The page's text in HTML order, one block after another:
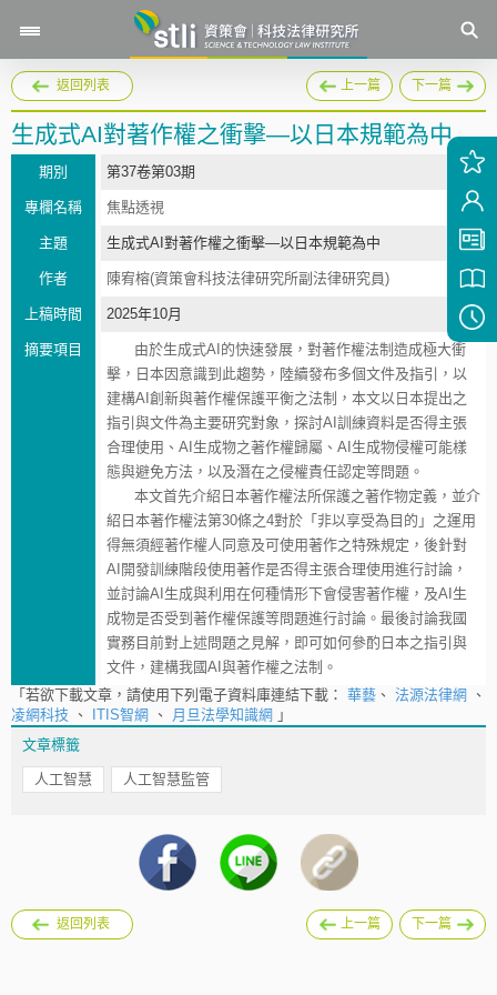
返回列表 上一篇 下一篇
生成式AI對著作權之衝擊—以日本規範為中
期別 第37卷第03期
專欄名稱 焦點透視
主題 生成式AI對著作權之衝擊—以日本規範為中
作者 陳宥榕(資策會科技法律研究所副法律研究員)
上稿時間 2025年10月
摘要項目
由於生成式AI的快速發展，對著作權法制造成極大衝
擊，日本因意識到此趨勢，陸續發布多個文件及指引，以
建構AI創新與著作權保護平衡之法制，本文以日本提出之
指引與文件為主要研究對象，探討AI訓練資料是否得主張
合理使用、AI生成物之著作權歸屬、AI生成物侵權可能樣
態與避免方法，以及潛在之侵權責任認定等問題。
本文首先介紹日本著作權法所保護之著作物定義，並介
紹日本著作權法第30條之4對於「非以享受為目的」之運用
得無須經著作權人同意及可使用著作之特殊規定，後針對
AI開發訓練階段使用著作是否得主張合理使用進行討論，
並討論AI生成與利用在何種情形下會侵害著作權，及AI生
成物是否受到著作權保護等問題進行討論。最後討論我國
實務目前對上述問題之見解，即可如何參酌日本之指引與
文件，建構我國AI與著作權之法制。
「若欲下載文章，請使用下列電子資料庫連結下載： 華藝 、 法源法律網 、
凌網科技 、 ITIS智網 、 月旦法學知識網 」
文章標籤
人工智慧 人工智慧監管
返回列表 上一篇 下一篇